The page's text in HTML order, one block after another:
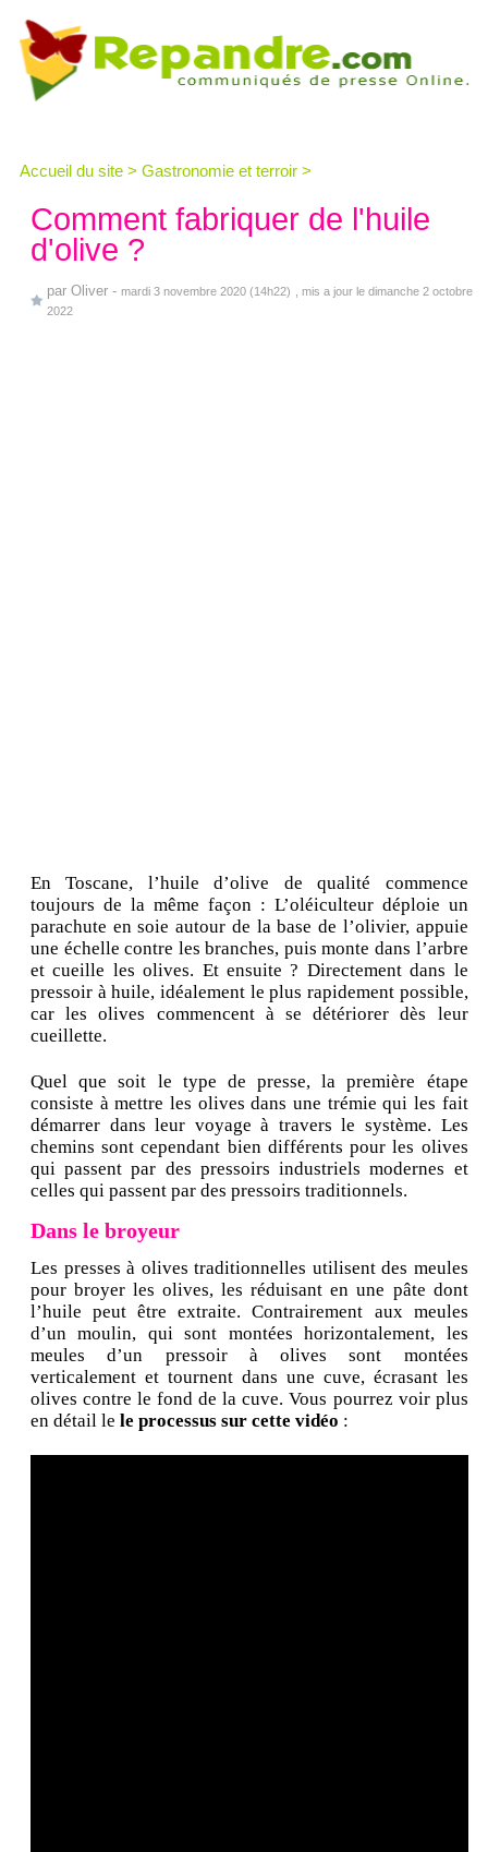
Accueil du site > Gastronomie et terroir >
Comment fabriquer de l'huile
d'olive ?
par Oliver - mardi 3 novembre 2020 (14h22)
, mis a jour le dimanche 2 octobre
2022
En Toscane, l’huile d’olive de qualité commence
toujours de la même façon : L’oléiculteur déploie un
parachute en soie autour de la base de l’olivier, appuie
une échelle contre les branches, puis monte dans l’arbre
et cueille les olives. Et ensuite ? Directement dans le
pressoir à huile, idéalement le plus rapidement possible,
car les olives commencent à se détériorer dès leur
cueillette.
Quel que soit le type de presse, la première étape
consiste à mettre les olives dans une trémie qui les fait
démarrer dans leur voyage à travers le système. Les
chemins sont cependant bien différents pour les olives
qui passent par des pressoirs industriels modernes et
celles qui passent par des pressoirs traditionnels.
Dans le broyeur
Les presses à olives traditionnelles utilisent des meules
pour broyer les olives, les réduisant en une pâte dont
l’huile peut être extraite. Contrairement aux meules
d’un moulin, qui sont montées horizontalement, les
meules d’un pressoir à olives sont montées
verticalement et tournent dans une cuve, écrasant les
olives contre le fond de la cuve. Vous pourrez voir plus
en détail le le processus sur cette vidéo :